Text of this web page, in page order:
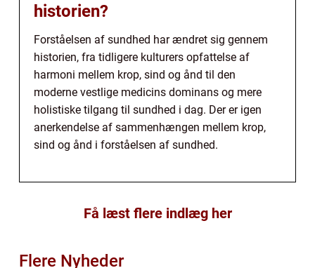
historien?
Forståelsen af sundhed har ændret sig gennem
historien, fra tidligere kulturers opfattelse af
harmoni mellem krop, sind og ånd til den
moderne vestlige medicins dominans og mere
holistiske tilgang til sundhed i dag. Der er igen
anerkendelse af sammenhængen mellem krop,
sind og ånd i forståelsen af sundhed.
Få læst flere indlæg her
Flere Nyheder